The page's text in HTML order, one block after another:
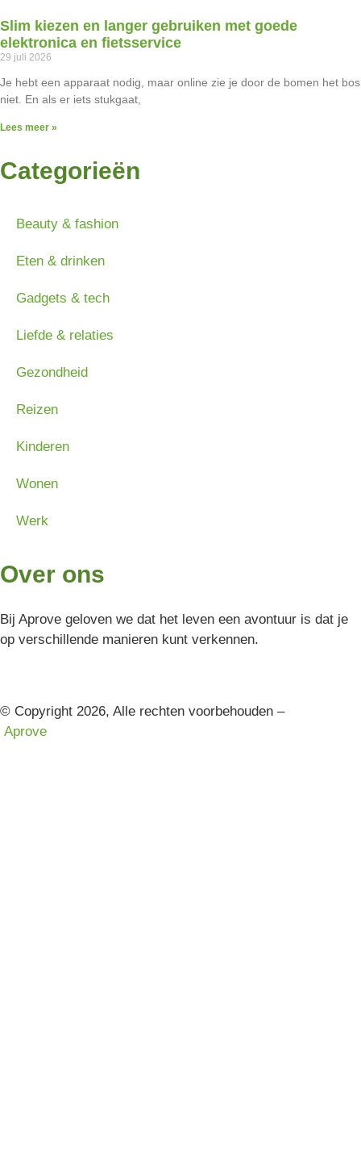
Slim kiezen en langer gebruiken met goede
elektronica en fietsservice
29 juli 2026
Je hebt een apparaat nodig, maar online zie je door de bomen het bos
niet. En als er iets stukgaat,
Lees meer »
Categorieën
Beauty & fashion
Eten & drinken
Gadgets & tech
Liefde & relaties
Gezondheid
Reizen
Kinderen
Wonen
Werk
Over ons
Bij Aprove geloven we dat het leven een avontuur is dat je
op verschillende manieren kunt verkennen.
© Copyright 2026, Alle rechten voorbehouden –
Aprove